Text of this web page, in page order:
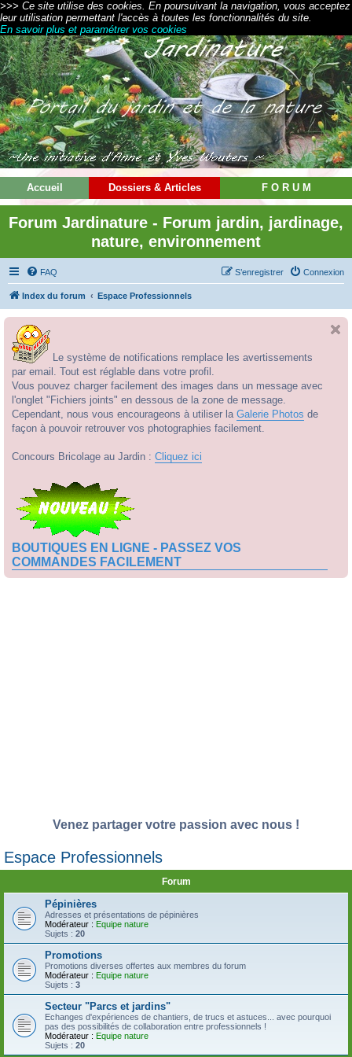
>>> Ce site utilise des cookies. En poursuivant la navigation, vous acceptez
leur utilisation permettant l'accès à toutes les fonctionnalités du site.
En savoir plus et paramétrer vos cookies
Accueil Dossiers & Articles F O R U M
Forum Jardinature - Forum jardin, jardinage,
nature, environnement
FAQ Connexion
S’enregistrer
Index du forum Espace Professionnels
Le système de notifications remplace les avertissements
par email. Tout est réglable dans votre profil.
Vous pouvez charger facilement des images dans un message avec
l'onglet "Fichiers joints" en dessous de la zone de message.
Cependant, nous vous encourageons à utiliser la Galerie Photos de
façon à pouvoir retrouver vos photographies facilement.
Concours Bricolage au Jardin : Cliquez ici
BOUTIQUES EN LIGNE - PASSEZ VOS
COMMANDES FACILEMENT
Venez partager votre passion avec nous !
Espace Professionnels
Forum
Pépinières
Adresses et présentations de pépinières
Modérateur : Equipe nature
Sujets : 20
Promotions
Promotions diverses offertes aux membres du forum
Modérateur : Equipe nature
Sujets : 3
Secteur "Parcs et jardins"
Echanges d'expériences de chantiers, de trucs et astuces... avec pourquoi
pas des possibilités de collaboration entre professionnels !
Modérateur : Equipe nature
Sujets : 20